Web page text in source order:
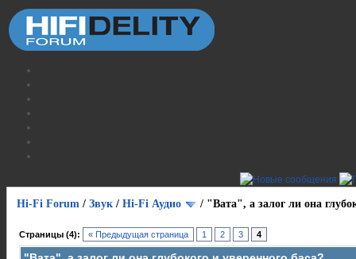
Hi-Fi Forum / Звук / Hi-Fi Аудио / "Вата", а залог ли она
Страницы (4): « Предыдущая страница 1 2 3 4